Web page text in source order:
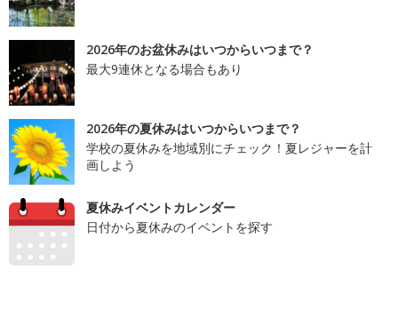
2026年のお盆休みはいつからいつまで？
最大9連休となる場合もあり
2026年の夏休みはいつからいつまで？
学校の夏休みを地域別にチェック！夏レジャーを計
画しよう
夏休みイベントカレンダー
日付から夏休みのイベントを探す